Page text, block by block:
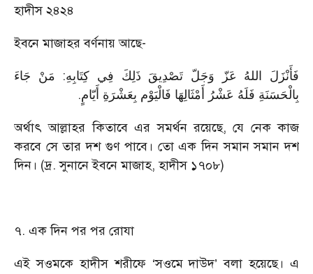
হাদীস ২৪২৪
ইবনে মাজাহর বর্ণনায় আছে-
فَأَنْزَلَ اللهُ عَزّ وَجَلّ تَصْدِيقَ ذَلِكَ فِي كِتَابِهِ: مَنْ جَاءَ
بِالْحَسَنَةِ فَلَهُ عَشْرُ أَمْثَالِهَا فَالْيَوْم بِعَشْرَةِ أَيّامٍ.
অর্থাৎ আল্লাহর কিতাবে এর সমর্থন রয়েছে, যে নেক কাজ
করবে সে তার দশ গুণ পাবে। তো এক দিন সমান সমান দশ
দিন। (দ্র. সুনানে ইবনে মাজাহ, হাদীস ১৭০৮)
৭. এক দিন পর পর রোযা
এই সওমকে হাদীস শরীফে ‘সওমে দাউদ’ বলা হয়েছে। এ